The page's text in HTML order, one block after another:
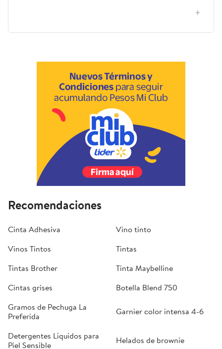
Recomendaciones
Cinta Adhesiva
Vino tinto
Vinos Tintos
Tintas
Tintas Brother
Tinta Maybelline
Cintas grises
Botella Blend 750
Gramos de Pechuga La
Preferida
Garnier color intensa 4-6
Detergentes Líquidos para
Piel Sensible
Helados de brownie